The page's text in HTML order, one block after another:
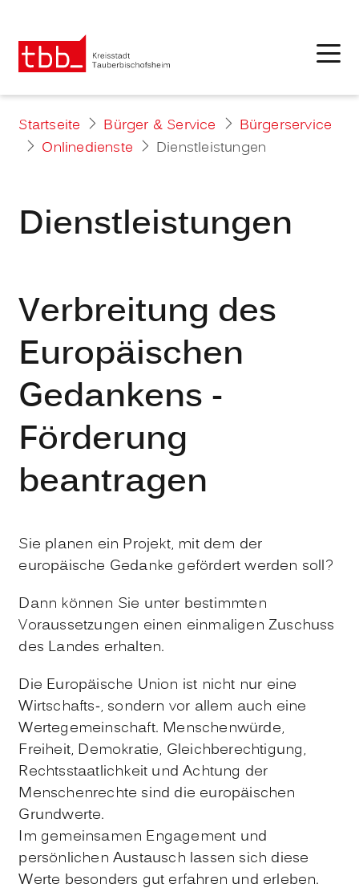
Startseite Bürger & Service
Bürgerservice
Onlinedienste
Dienstleistungen
Dienstleistungen
Verbreitung des
Europäischen
Gedankens -
Förderung
beantragen
Sie planen ein Projekt, mit dem der
europäische Gedanke gefördert werden soll?
Dann können Sie unter bestimmten
Voraussetzungen einen einmaligen Zuschuss
des Landes erhalten.
Die Europäische Union ist nicht nur eine
Wirtschafts-, sondern vor allem auch eine
Wertegemeinschaft. Menschenwürde,
Freiheit, Demokratie, Gleichberechtigung,
Rechtsstaatlichkeit und Achtung der
Menschenrechte sind die europäischen
Grundwerte.
Im gemeinsamen Engagement und
persönlichen Austausch lassen sich diese
Werte besonders gut erfahren und erleben.